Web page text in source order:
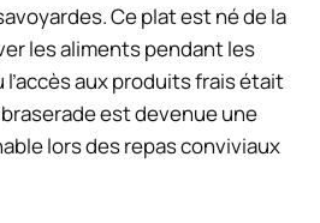
Ce plat est né de la
les aliments pendant les
l’accès aux produits frais était
est devenue une
lors des repas conviviaux